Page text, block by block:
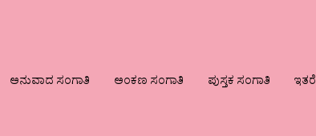
ಅನುವಾದ ಸಂಗಾತಿ ಅಂಕಣ ಸಂಗಾತಿ ಪುಸ್ತಕ ಸಂಗಾತಿ ಇತರೆ